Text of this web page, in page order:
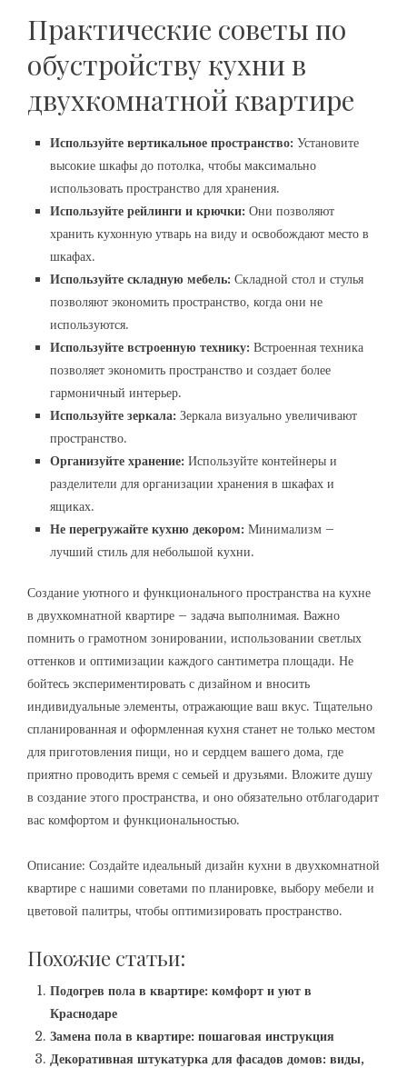
Практические советы по
обустройству кухни в
двухкомнатной квартире
Используйте вертикальное пространство: Установите
высокие шкафы до потолка, чтобы максимально
использовать пространство для хранения.
Используйте рейлинги и крючки: Они позволяют
хранить кухонную утварь на виду и освобождают место в
шкафах.
Используйте складную мебель: Складной стол и стулья
позволяют экономить пространство, когда они не
используются.
Используйте встроенную технику: Встроенная техника
позволяет экономить пространство и создает более
гармоничный интерьер.
Используйте зеркала: Зеркала визуально увеличивают
пространство.
Организуйте хранение: Используйте контейнеры и
разделители для организации хранения в шкафах и
ящиках.
Не перегружайте кухню декором: Минимализм –
лучший стиль для небольшой кухни.
Создание уютного и функционального пространства на кухне
в двухкомнатной квартире – задача выполнимая. Важно
помнить о грамотном зонировании, использовании светлых
оттенков и оптимизации каждого сантиметра площади. Не
бойтесь экспериментировать с дизайном и вносить
индивидуальные элементы, отражающие ваш вкус. Тщательно
спланированная и оформленная кухня станет не только местом
для приготовления пищи, но и сердцем вашего дома, где
приятно проводить время с семьей и друзьями. Вложите душу
в создание этого пространства, и оно обязательно отблагодарит
вас комфортом и функциональностью.
Описание: Создайте идеальный дизайн кухни в двухкомнатной
квартире с нашими советами по планировке, выбору мебели и
цветовой палитры, чтобы оптимизировать пространство.
Похожие статьи:
Подогрев пола в квартире: комфорт и уют в
Краснодаре
Замена пола в квартире: пошаговая инструкция
Декоративная штукатурка для фасадов домов: виды,